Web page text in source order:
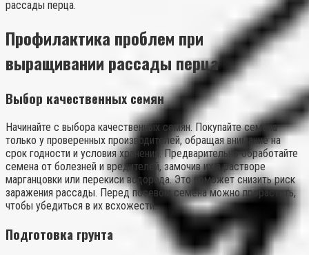
рассады перца.
Профилактика проблем при
выращивании рассады перца
Выбор качественных семян
Начинайте с выбора качественных семян. Покупайте семена
только у проверенных производителей, обращая внимание на
срок годности и условия хранения. Предварительно обработайте
семена от болезней и вредителей, замочив их в растворе
марганцовки или перекиси водорода. Это поможет снизить риск
заражения рассады. Перед посевом семена можно прорастить,
чтобы убедиться в их всхожести.
Подготовка грунта